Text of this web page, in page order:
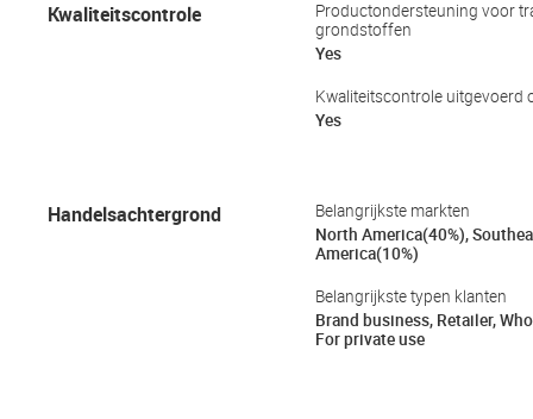
Kwaliteitscontrole
Productondersteuning voor
grondstoffen
Yes
Kwaliteitscontrole uitgevoerd
Yes
Handelsachtergrond
Belangrijkste markten
North America(40%),
America(10%)
Belangrijkste typen klanten
Brand business, Retailer,
For private use